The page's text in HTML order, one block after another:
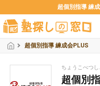
超個別指導 練
超個別指導 練成会PLUS
ちょうこべつ
超個別